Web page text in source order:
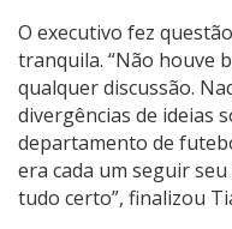
O executivo fez
tranquila. “Não houve
qualquer discussão.
divergências de ideias
departamento de
era cada um seguir
tudo certo”, finalizou